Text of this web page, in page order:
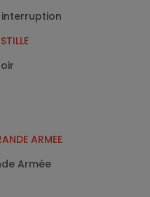
interruption
ARMEE
Armée